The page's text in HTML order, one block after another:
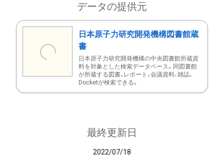
データの提供元
日本原子力研究開発機構図書館蔵
書
日本原子力研究開発機構の中央図書館所蔵資
料を対象とした検索データベース。同図書館
が所蔵する図書、レポート、会議資料、雑誌、
Docketが検索できる。
最終更新日
2022/07/18